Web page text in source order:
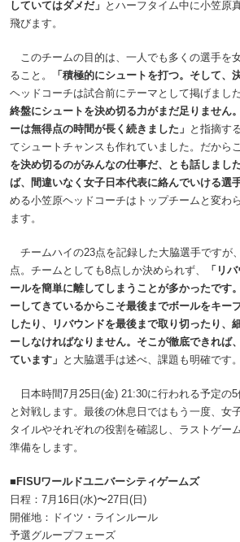
していてはダメだ」 とハーフタイム中に小笠原
飛びます。
このチームの目的は、一人でも多くの選手を
ること。
「積極的にシュートを打つ。そして、
ヘッドコーチは試合前にテーマとして掲げました
終盤にシュートを決め切る力がまだ足りません
ーは無得点の時間が長く続きました」 と指摘す
てシュートチャンスも作れていました。だからこ
を決め切るのがみんなの仕事だ、とも話しまし
ば、間違いなく女子日本代表に絡んでいける選
める小笠原ヘッドコーチはトップチームと変わ
ます。
チームハイの23点を記録した大脇選手ですが
点。チームとしても8点しか決められず、
「リ
ールを簡単に離してしまうことが多かったです
ーしてきているからこそ最後までボールをキー
したり、リバウンドを最後まで取り切ったり、
ーしなければなりません。そこが徹底できれば
ています」 と大脇選手は述べ、課題も明確です。
日本時間7月25日(金) 21:30に行われる予定の
と対戦します。最後の休息日ではもう一度、女
タイルやそれぞれの役割を確認し、ラストゲー
準備をします。
■FISUワールドユニバーシティゲームズ
日程：7月16日(水)〜27日(日)
開催地：ドイツ・ラインルール
予選グループフェーズ